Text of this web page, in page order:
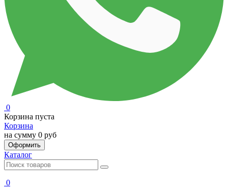
0
Корзина пуста
Корзина
на сумму 0 руб
Оформить
Каталог
0